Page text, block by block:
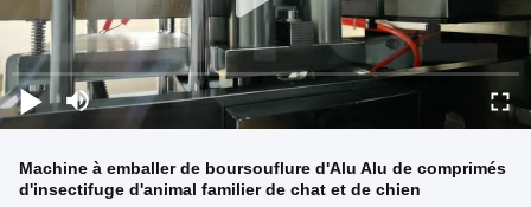
Machine à emballer de boursouflure d'Alu Alu de comprimés
d'insectifuge d'animal familier de chat et de chien